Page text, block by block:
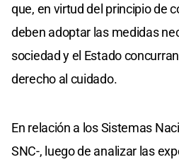
que, en virtud del principio de
deben adoptar las medidas
sociedad y el Estado
derecho al cuidado.
En relación a los Sistemas
SNC-, luego de analizar las